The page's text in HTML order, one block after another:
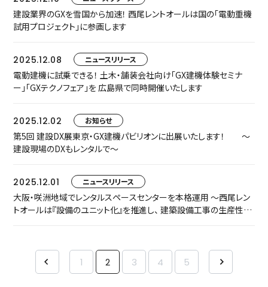
建設業界のGXを雪国から加速！ 西尾レントオールは国の「電動重機
試用プロジェクト」に参画します
2025.12.08 ニュースリリース
電動建機に試乗できる！ 土木・舗装会社向け「GX建機体験セミナ
ー」「GXテクノフェア」を 広島県で同時開催いたします
2025.12.02 お知らせ
第5回 建設DX展東京・GX建機パビリオンに出展いたします！ ～
建設現場のDXもレンタルで～
2025.12.01 ニュースリリース
大阪・咲洲地域でレンタルスペースセンターを本格運用 ～西尾レン
トオールは『設備のユニット化』を推進し、 建築設備工事の生産性向
1 2 3 4 5